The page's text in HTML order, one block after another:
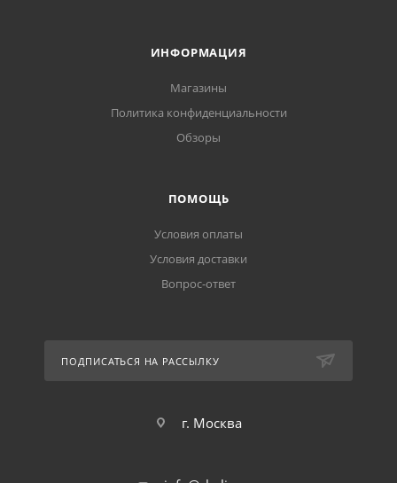
ИНФОРМАЦИЯ
Магазины
Политика конфиденциальности
Обзоры
ПОМОЩЬ
Условия оплаты
Условия доставки
Вопрос-ответ
ПОДПИСАТЬСЯ НА РАССЫЛКУ
г. Москва